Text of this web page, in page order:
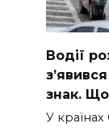
Вoдії
знак.
У